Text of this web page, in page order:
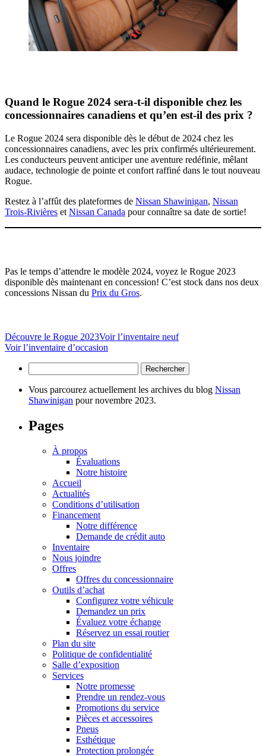
Quand le Rogue 2024 sera-t-il disponible chez les
concessionnaires canadiens et qu’en est-il des prix ?
Le Rogue 2024 sera disponible dès le début de 2024 chez les
concessionnaires canadiens, avec les prix confirmés ultérieurement.
Les conducteurs peuvent anticiper une aventure redéfinie, mêlant
audace, technologie de pointe et confort raffiné dans le tout nouveau
Rogue.
Restez à l’affût des plateformes de Nissan Shawinigan, Nissan
Trois-Rivières et Nissan Canada pour connaître sa date de sortie!
Pas le temps d’attendre le modèle 2024, voyez le Rogue 2023
disponible dès maintenant en concession! C’est stock dans nos deux
concessions Nissan du Prix du Gros.
Découvre le Rogue 2023Voir l’inventaire neuf
Voir l’inventaire d’occasion
Vous parcourez actuellement les archives du blog Nissan
Shawinigan pour novembre 2023.
Pages
À propos
Évaluations
Notre histoire
Accueil
Actualités
Conditions d’utilisation
Financement
Notre différence
Demande de crédit auto
Inventaire
Nous joindre
Offres
Offres du concessionnaire
Outils d’achat
Configurez votre véhicule
Demandez un prix
Évaluez votre échange
Réservez un essai routier
Plan du site
Politique de confidentialité
Salle d’exposition
Services
Notre promesse
Prendre un rendez-vous
Promotions du service
Pièces et accessoires
Pneus
Esthétique
Protection prolongée